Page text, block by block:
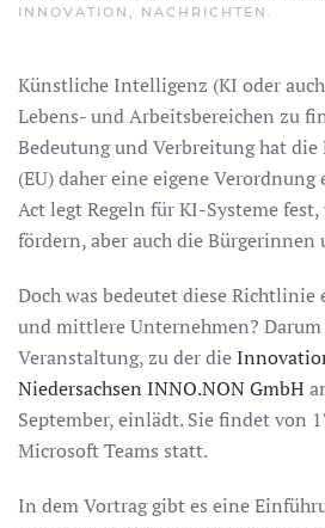
INNOVATION , NACHRICHTEN .
Künstliche Intelligenz (KI oder
Lebens- und Arbeitsbereichen zu
Bedeutung und Verbreitung hat die
(EU) daher eine eigene
Act legt Regeln für KI-Systeme
fördern, aber auch die Bürgerinnen
Doch was bedeutet diese
und mittlere Unternehmen? Darum
Veranstaltung, zu der die
Niedersachsen INNO.NON GmbH
September, einlädt. Sie findet von
Microsoft Teams statt.
In dem Vortrag gibt es eine